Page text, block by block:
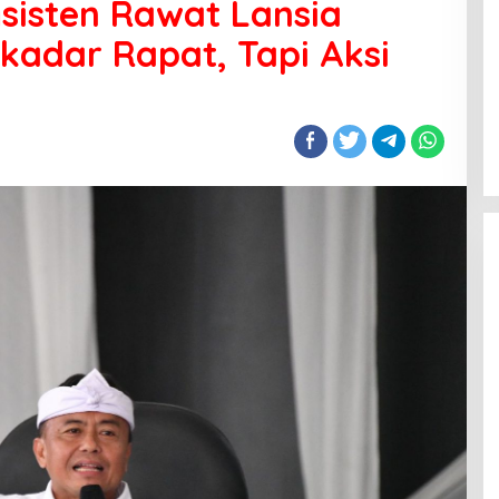
Rawat Lansia
Rapat, Tapi Aksi
BI Jabar dan Pemkot Padukan
Buku, Kuliner, Hingga Edukasi